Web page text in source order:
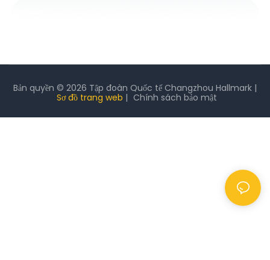
Bản quyền © 2026 Tập đoàn Quốc tế Changzhou Hallmark |
Sơ đồ trang web | Chính sách bảo mật